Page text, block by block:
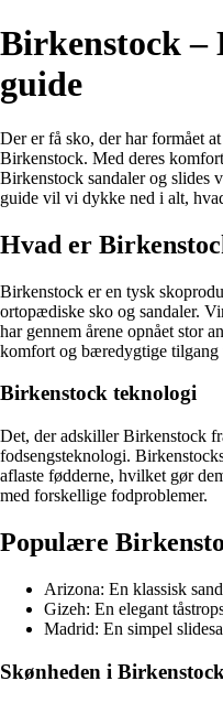
Birkenstock –
guide
Der er få sko, der har formået
Birkenstock. Med deres
Birkenstock sandaler og slides
guide vil vi dykke ned i alt,
Hvad er
Birkenstock er en tysk
ortopædiske sko og sandaler.
har gennem årene opnået stor
komfort og bæredygtige
Birkenstock teknologi
Det, der adskiller Birkenstock
fodsengsteknologi.
aflaste fødderne, hvilket gør
med forskellige fodproblemer.
Populære
Arizona: En klassisk
Gizeh: En elegant
Madrid: En simpel
Skønheden i Birkenstock